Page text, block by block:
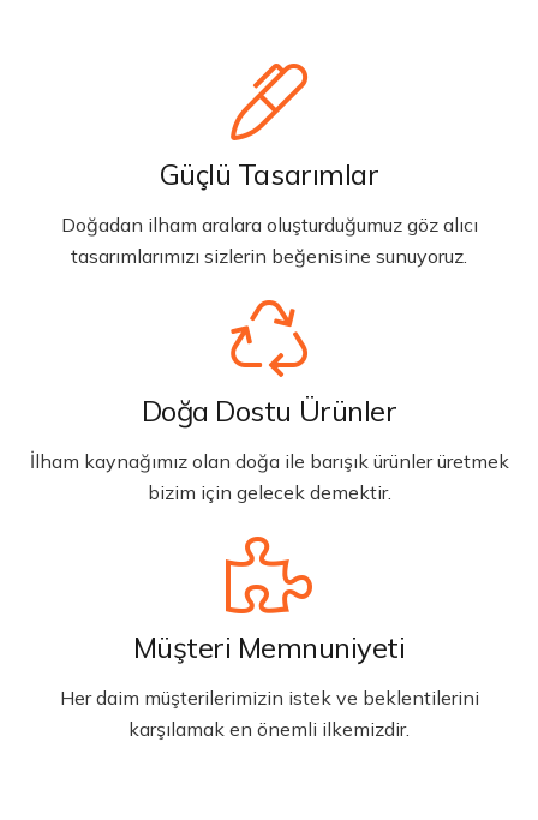
Güçlü Tasarımlar
Doğadan ilham aralara oluşturduğumuz göz alıcı
tasarımlarımızı sizlerin beğenisine sunuyoruz.
Doğa Dostu Ürünler
İlham kaynağımız olan doğa ile barışık ürünler üretmek
bizim için gelecek demektir.
Müşteri Memnuniyeti
Her daim müşterilerimizin istek ve beklentilerini
karşılamak en önemli ilkemizdir.